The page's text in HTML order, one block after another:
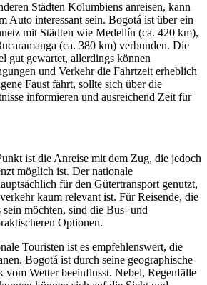
Städten Kolumbiens anreisen, kann
Auto interessant sein. Bogotá ist über ein
mit Städten wie Medellín (ca. 420 km),
(ca. 380 km) verbunden. Die
gut gewartet, allerdings können
und Verkehr die Fahrtzeit erheblich
Faust fährt, sollte sich über die
informieren und ausreichend Zeit für
ist die Anreise mit dem Zug, die jedoch
möglich ist. Der nationale
für den Gütertransport genutzt,
kaum relevant ist. Für Reisende, die
möchten, sind die Bus- und
Optionen.
Touristen ist es empfehlenswert, die
Bogotá ist durch seine geographische
vom Wetter beeinflusst. Nebel, Regenfälle